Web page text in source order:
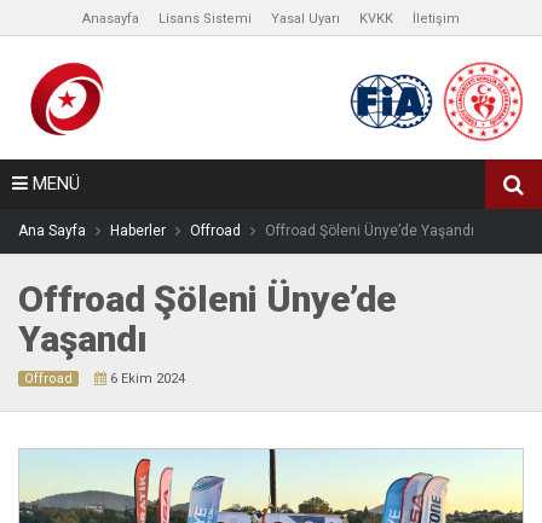
Anasayfa Lisans Sistemi Yasal Uyarı KVKK İletişim
MENÜ
Ana Sayfa Haberler Offroad Offroad Şöleni Ünye’de Yaşandı
Offroad Şöleni Ünye’de
Yaşandı
Offroad 6 Ekim 2024